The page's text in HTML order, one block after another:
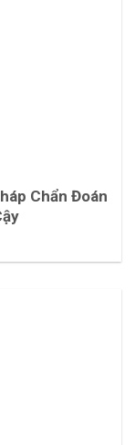
Chẩn Đoán